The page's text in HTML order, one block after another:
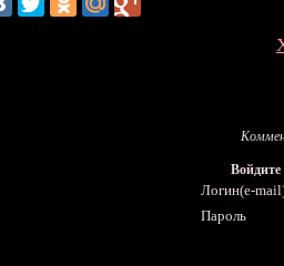
Логин(e-
Пароль